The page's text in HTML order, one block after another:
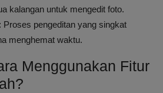
kalangan untuk mengedit foto.
: Proses pengeditan yang singkat
menghemat waktu.
Menggunakan Fitur